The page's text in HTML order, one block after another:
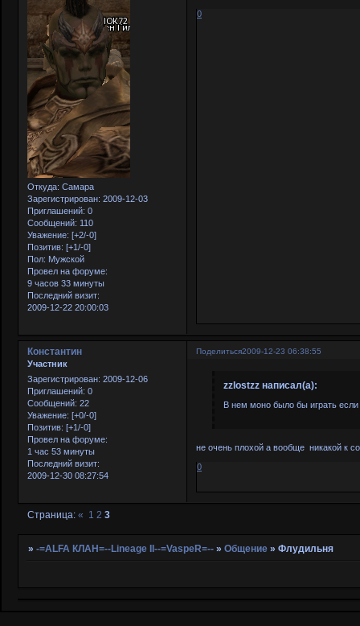
Откуда: Самара
Зарегистрирован: 2009-12-03
Приглашений: 0
Сообщений: 110
Уважение: [+2/-0]
Позитив: [+1/-0]
Пол: Мужской
Провел на форуме:
9 часов 33 минуты
Последний визит:
2009-12-22 20:00:03
0
Поделиться2009-12-23 06:38:55
Константин
Участник
Зарегистрирован: 2009-12-06
Приглашений: 0
Сообщений: 22
Уважение: [+0/-0]
Позитив: [+1/-0]
Провел на форуме:
1 час 53 минуты
Последний визит:
2009-12-30 08:27:54
zzlostzz написал(а):
В нем моно было бы играть
не очень плохой а вообще никакой к
0
Страница:« 1 2 3
»-=ALFA КЛАН=--Lineage II--=VaspeR=-- »Общение »Флудильня